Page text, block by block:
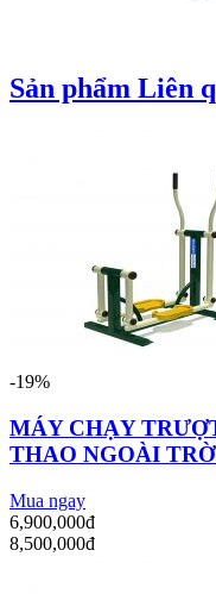
Sản phẩm Liên
-19%
MÁY CHẠY
THAO NGOÀI
Mua ngay
6,900,000đ
8,500,000đ